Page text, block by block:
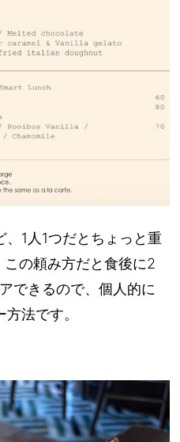
、1人1つだとちょっと重
の頼み方だと食後に2
できるので、個人的に
法です。